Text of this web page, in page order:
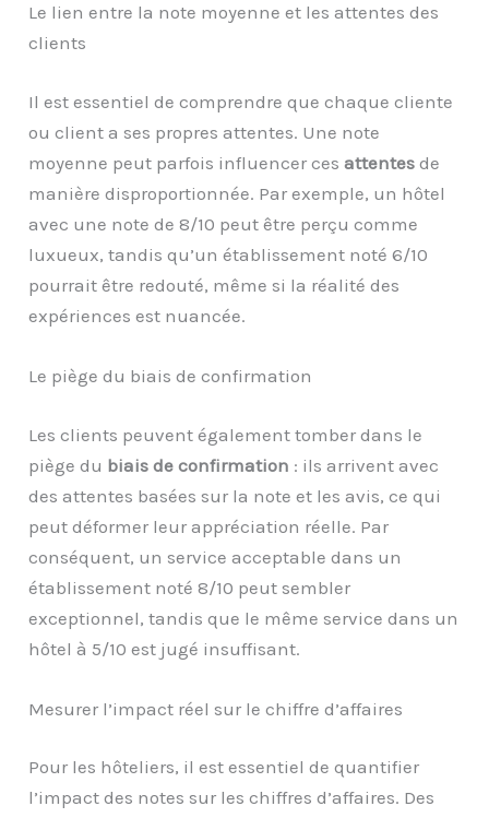
Le lien entre la note moyenne et les attentes des
clients
Il est essentiel de comprendre que chaque cliente
ou client a ses propres attentes. Une note
moyenne peut parfois influencer cesattentes de
manière disproportionnée. Par exemple, un hôtel
avec une note de 8/10 peut être perçu comme
luxueux, tandis qu’un établissement noté 6/10
pourrait être redouté, même si la réalité des
expériences est nuancée.
Le piège du biais de confirmation
Les clients peuvent également tomber dans le
piège du biais de confirmation : ils arrivent avec
des attentes basées sur la note et les avis, ce qui
peut déformer leur appréciation réelle. Par
conséquent, un service acceptable dans un
établissement noté 8/10 peut sembler
exceptionnel, tandis que le même service dans un
hôtel à 5/10 est jugé insuffisant.
Mesurer l’impact réel sur le chiffre d’affaires
Pour les hôteliers, il est essentiel de quantifier
l’impact des notes sur les chiffres d’affaires. Des